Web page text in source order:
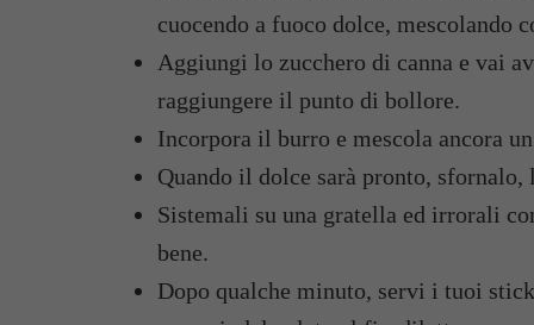
cuocendo a fuoco dolce, mescolando
Aggiungi lo zucchero di canna e vai
raggiungere il punto di bollore.
Incorpora il burro e mescola ancora
Quando il dolce sarà pronto,
Sistemali su una gratella ed irrorali
bene.
Dopo qualche minuto, servi i tuoi